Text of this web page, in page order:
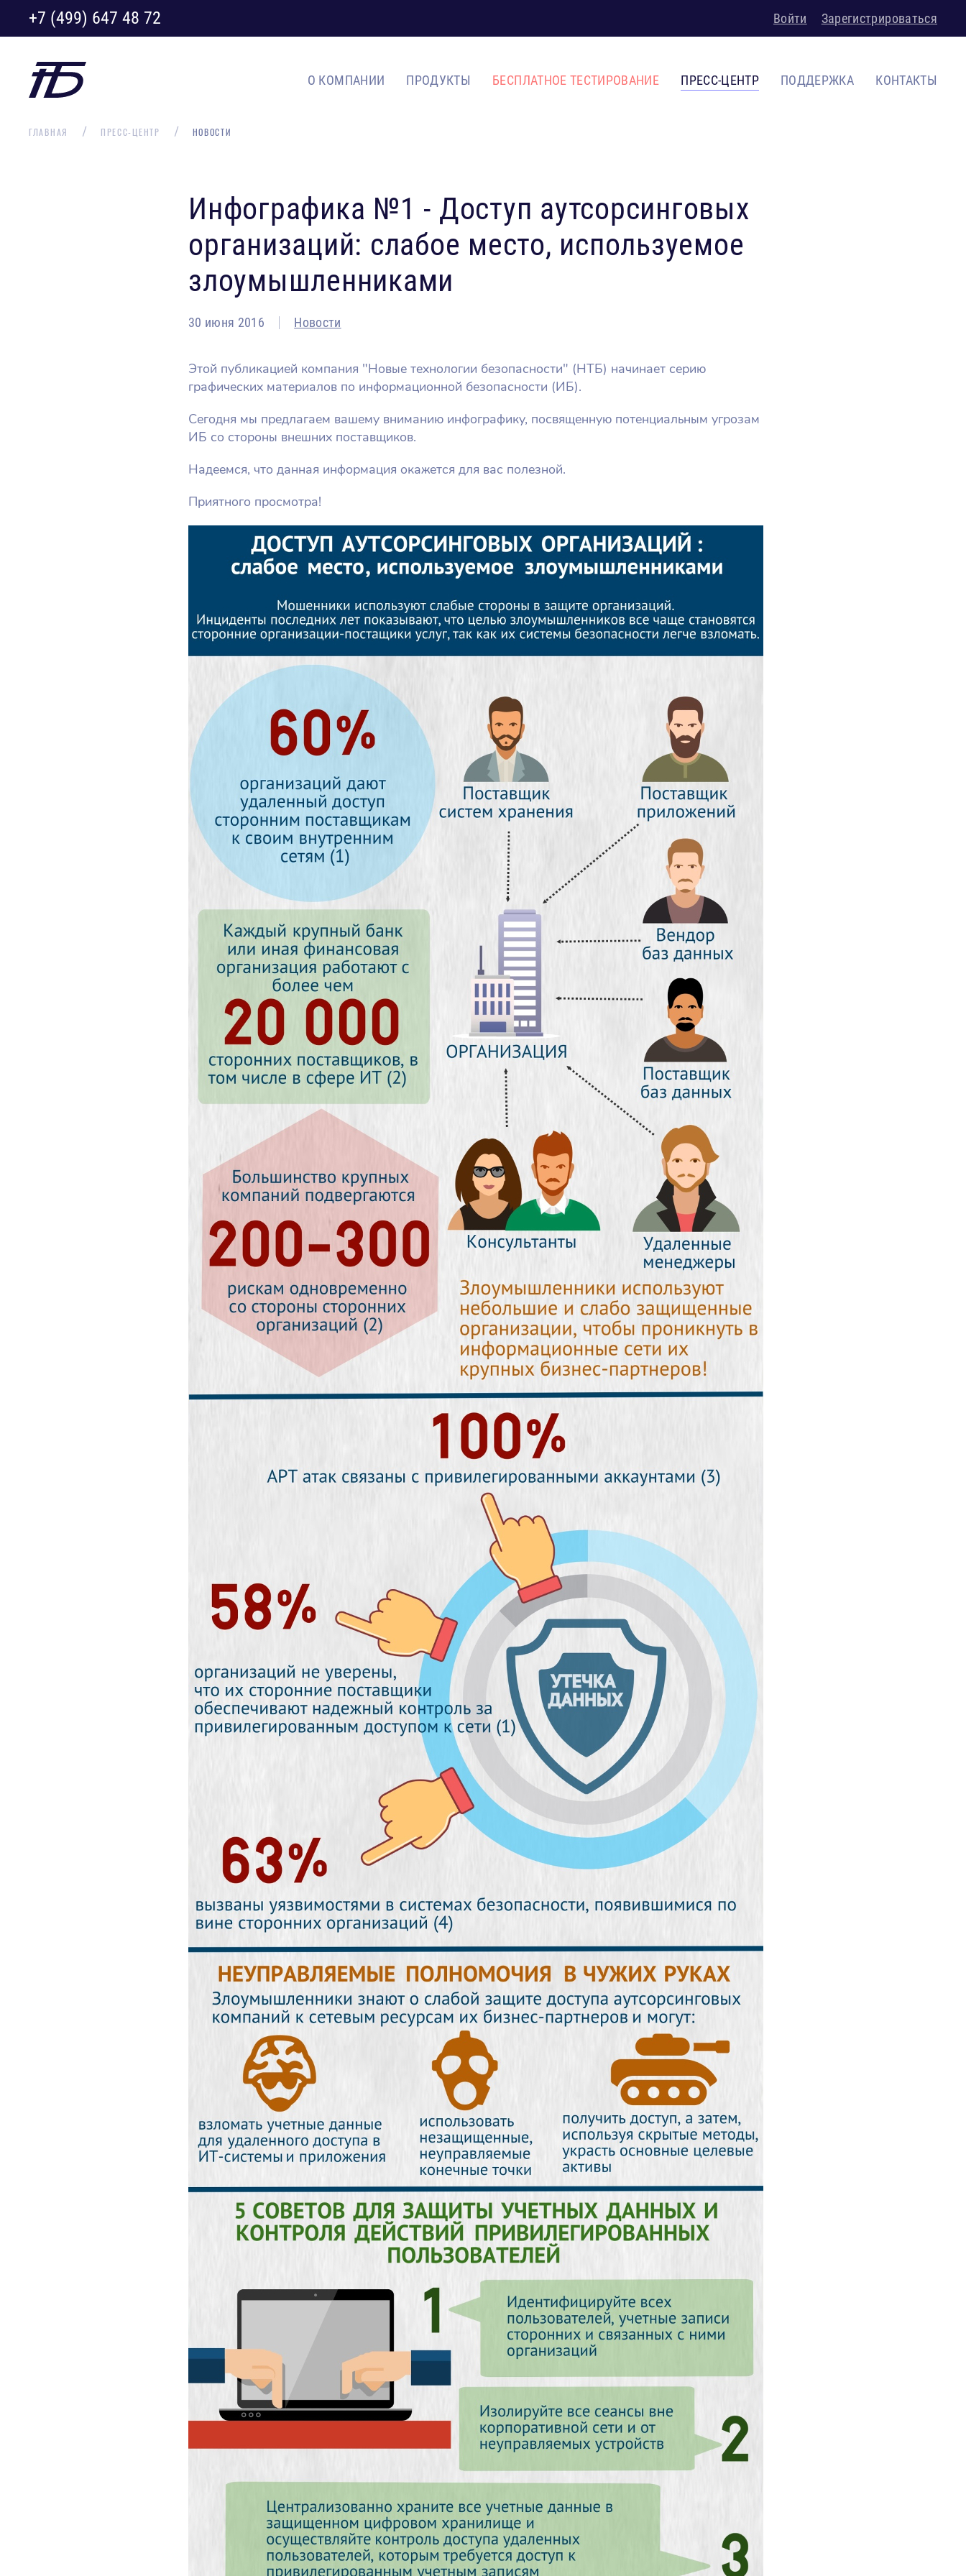
+7 (499) 647 48 72 Войти Зарегистрироваться
О КОМПАНИИ ПРОДУКТЫ БЕСПЛАТНОЕ ТЕСТИРОВАНИЕ ПРЕСС-ЦЕНТР ПОДДЕРЖКА КОНТАКТЫ
ГЛАВНАЯ ПРЕСС-ЦЕНТР НОВОСТИ
Инфографика №1 - Доступ аутсорсинговых
организаций: слабое место, используемое
злоумышленниками
30 июня 2016 Новости
Этой публикацией компания "Новые технологии безопасности" (НТБ) начинает серию
графических материалов по информационной безопасности (ИБ).
Сегодня мы предлагаем вашему вниманию инфографику, посвященную потенциальным угрозам
ИБ со стороны внешних поставщиков.
Надеемся, что данная информация окажется для вас полезной.
Приятного просмотра!